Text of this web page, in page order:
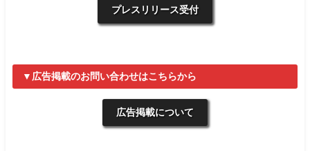
プレスリリース受付
▼広告掲載のお問い合わせはこちらから
広告掲載について